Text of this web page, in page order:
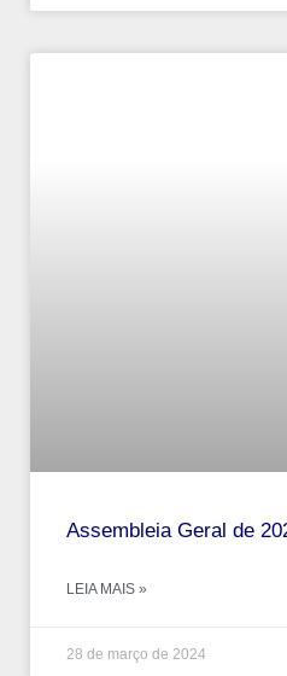
Assembleia Geral de
LEIA MAIS »
28 de março de 2024